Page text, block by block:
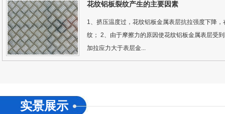
铝带
花纹铝板裂纹产生的主要因素
1、挤压温度过，花纹铝板金属表层抗拉强度下降
纹； 2、由于摩擦力的原因使花纹铝板金属表层受
加拉应力大于表层金...
实景展示